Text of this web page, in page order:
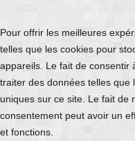
Pour offrir les meilleures
telles que les cookies pour
appareils. Le fait de consentir
traiter des données telles que
uniques sur ce site. Le fait de
consentement peut avoir un
et fonctions.